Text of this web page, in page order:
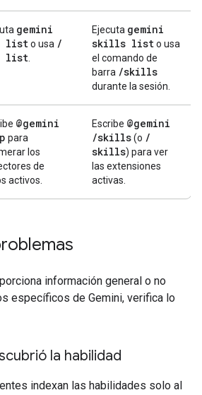
gemini
listo usa /
list
Ejecuta gemini
skills listo usa
el comando de
barra /skills
durante la sesión.
@gemini
para
los
de
activos.
Escribe @gemini
/skills(o /
skills) para ver
las extensiones
activas.
información general o no
específicos de Gemini, verifica lo
la habilidad
indexan las habilidades solo al